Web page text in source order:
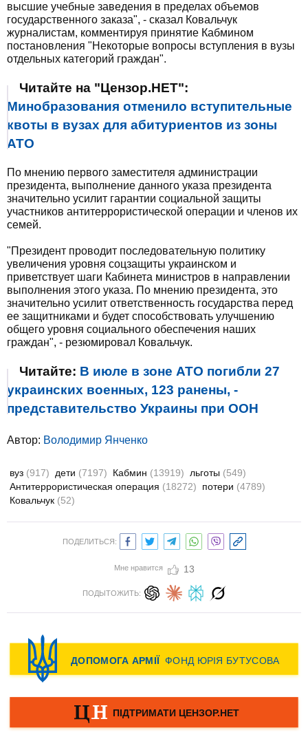
высшие учебные заведения в пределах объемов
государственного заказа", - сказал Ковальчук
журналистам, комментируя принятие Кабмином
постановления "Некоторые вопросы вступления в вузы
отдельных категорий граждан".
Читайте на "Цензор.НЕТ":
Минобразования отменило вступительные
квоты в вузах для абитуриентов из зоны
АТО
По мнению первого заместителя администрации
президента, выполнение данного указа президента
значительно усилит гарантии социальной защиты
участников антитеррористической операции и членов их
семей.
"Президент проводит последовательную политику
увеличения уровня соцзащиты украинском и
приветствует шаги Кабинета министров в направлении
выполнения этого указа. По мнению президента, это
значительно усилит ответственность государства перед
ее защитниками и будет способствовать улучшению
общего уровня социального обеспечения наших
граждан", - резюмировал Ковальчук.
Читайте: В июле в зоне АТО погибли 27
украинских военных, 123 ранены, -
представительство Украины при ООН
Автор: Володимир Янченко
вуз (917) дети (7197) Кабмин (13919) льготы (549)
Антитеррористическая операция (18272) потери (4789)
Ковальчук (52)
ПОДЕЛИТЬСЯ:
Мне нравится 13
ПОДЫТОЖИТЬ: